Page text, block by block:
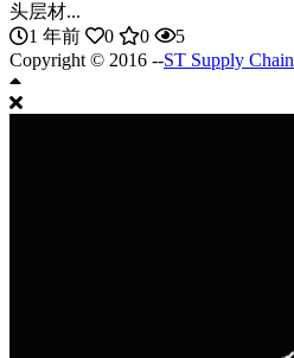
头层材...
1 年前
0 0
5
Copyright © 2016 --ST Supply Chain